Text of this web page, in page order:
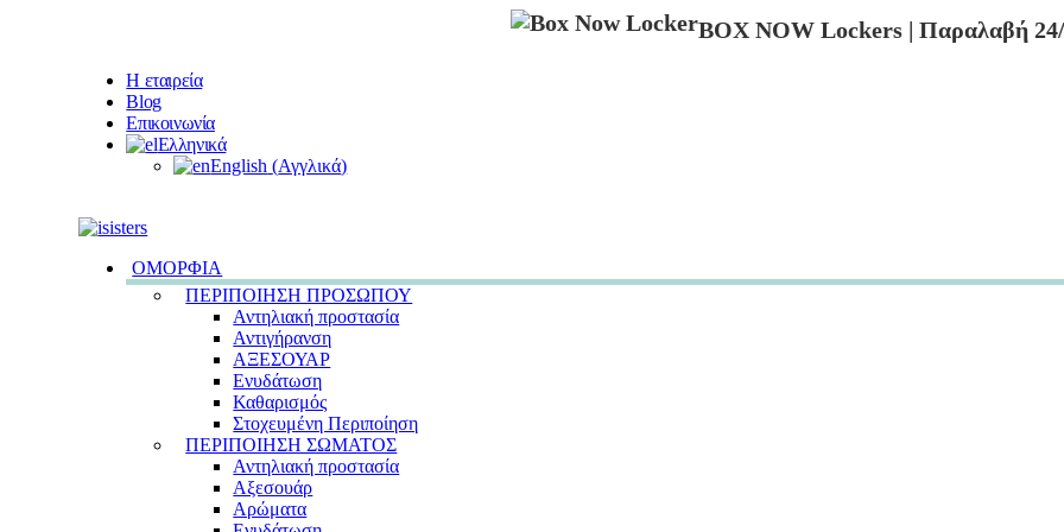
BOX NOW Lockers | Παραλαβή
Η εταιρεία
Blog
Επικοινωνία
Ελληνικά
English (Αγγλικά)
ΟΜΟΡΦΙΑ
ΠΕΡΙΠΟΙΗΣΗ ΠΡΟΣΩΠΟΥ
Αντηλιακή προστασία
Αντιγήρανση
ΑΞΕΣΟΥΑΡ
Ενυδάτωση
Καθαρισμός
Στοχευμένη Περιποίηση
ΠΕΡΙΠΟΙΗΣΗ ΣΩΜΑΤΟΣ
Αντηλιακή προστασία
Αξεσουάρ
Αρώματα